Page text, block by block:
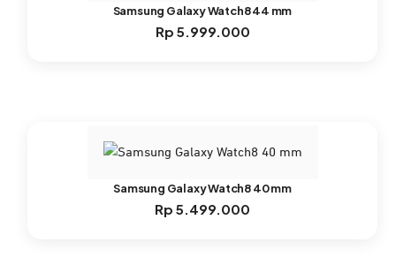
Samsung Galaxy Watch8 44 mm
Rp 5.999.000
Samsung Galaxy Watch8 40 mm
Rp 5.499.000